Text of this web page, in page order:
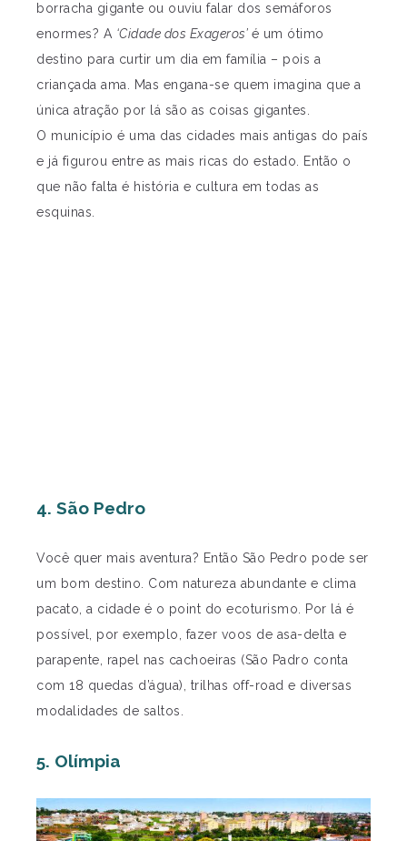
borracha gigante ou ouviu falar dos semáforos
enormes? A ‘Cidade dos Exageros’ é um ótimo
destino para curtir um dia em família – pois a
criançada ama. Mas engana-se quem imagina que a
única atração por lá são as coisas gigantes.
O município é uma das cidades mais antigas do país
e já figurou entre as mais ricas do estado. Então o
que não falta é história e cultura em todas as
esquinas.
4. São Pedro
Você quer mais aventura? Então São Pedro pode ser
um bom destino. Com natureza abundante e clima
pacato, a cidade é o point do ecoturismo. Por lá é
possível, por exemplo, fazer voos de asa-delta e
parapente, rapel nas cachoeiras (São Padro conta
com 18 quedas d’água), trilhas off-road e diversas
modalidades de saltos.
5. Olímpia